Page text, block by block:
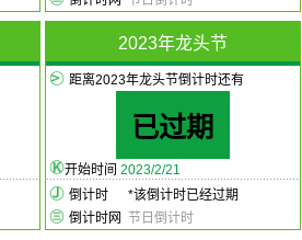
2023年龙头节
距离2023年龙头节倒计时还有
已过期
开始时间 2023/2/21
倒计时
*该倒计时已经过期
倒计时网
节日倒计时